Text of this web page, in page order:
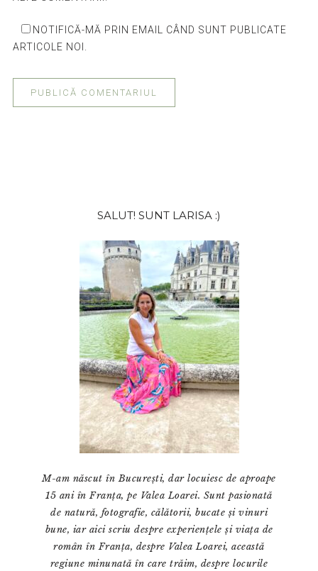
NOTIFICĂ-MĂ PRIN EMAIL CÂND SUNT PUBLICATE
ARTICOLE NOI.
principală
SALUT! SUNT LARISA :)
M-am născut în București, dar locuiesc de aproape
15 ani în Franța, pe Valea Loarei. Sunt pasionată
de natură, fotografie, călătorii, bucate și vinuri
bune, iar aici scriu despre experiențele și viața de
român în Franța, despre Valea Loarei, această
regiune minunată în care trăim, despre locurile